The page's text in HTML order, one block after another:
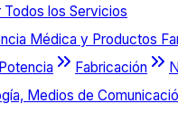
Todos los Servicios
Médica y Productos
Fabricación
Medios de